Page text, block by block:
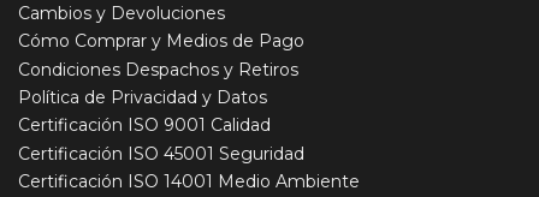
Cambios y Devoluciones
Cómo Comprar y Medios de Pago
Condiciones Despachos y Retiros
Política de Privacidad y Datos
Certificación ISO 9001 Calidad
Certificación ISO 45001 Seguridad
Certificación ISO 14001 Medio Ambiente